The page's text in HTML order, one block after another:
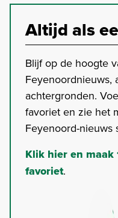
Altijd als
Blijf op de hoogte
Feyenoordnieuws,
achtergronden.
favoriet en zie het
Feyenoord-nieuws
Klik hier en maak
favoriet.